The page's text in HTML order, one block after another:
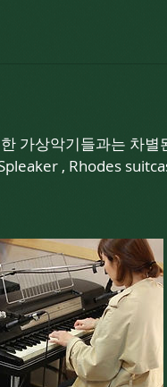
가상악기들과는 차
, Rhodes